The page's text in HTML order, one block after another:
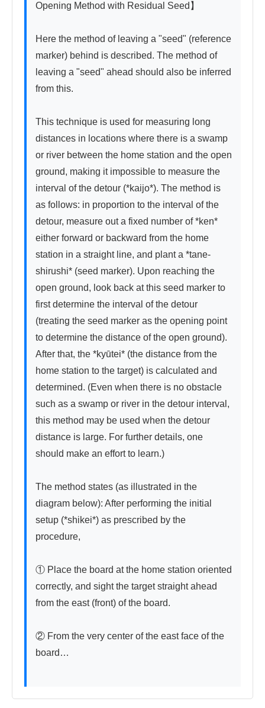
Opening Method with Residual Seed】
Here the method of leaving a "seed" (reference
marker) behind is described. The method of
leaving a "seed" ahead should also be inferred
from this.
This technique is used for measuring long
distances in locations where there is a swamp
or river between the home station and the open
ground, making it impossible to measure the
interval of the detour (*kaijo*). The method is
as follows: in proportion to the interval of the
detour, measure out a fixed number of *ken*
either forward or backward from the home
station in a straight line, and plant a *tane-
shirushi* (seed marker). Upon reaching the
open ground, look back at this seed marker to
first determine the interval of the detour
(treating the seed marker as the opening point
to determine the distance of the open ground).
After that, the *kyūtei* (the distance from the
home station to the target) is calculated and
determined. (Even when there is no obstacle
such as a swamp or river in the detour interval,
this method may be used when the detour
distance is large. For further details, one
should make an effort to learn.)
The method states (as illustrated in the
diagram below): After performing the initial
setup (*shikei*) as prescribed by the
procedure,
① Place the board at the home station oriented
correctly, and sight the target straight ahead
from the east (front) of the board.
② From the very center of the east face of the
board…